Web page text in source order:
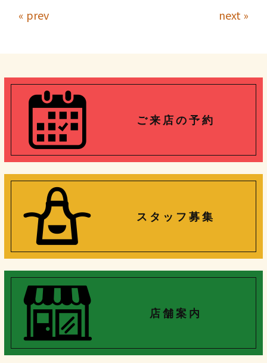
« prev next »
ご 来 店 の 予 約
ス タ ッ フ 募 集
店 舗 案 内